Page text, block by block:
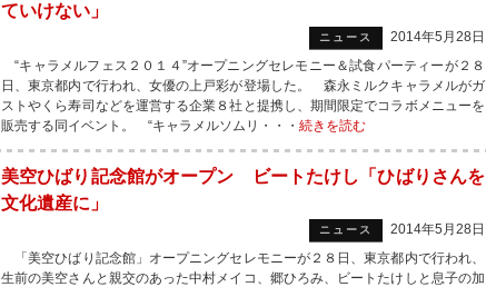
ていけない」
ニュース
2014年5月28日
“キャラメルフェス２０１４”オープニングセレモニー＆試食パーティーが２８
日、東京都内で行われ、女優の上戸彩が登場した。 森永ミルクキャラメルがガ
ストやくら寿司などを運営する企業８社と提携し、期間限定でコラボメニューを
販売する同イベント。 “キャラメルソムリ・・・ 続きを読む
美空ひばり記念館がオープン ビートたけし「ひばりさんを
文化遺産に」
ニュース
2014年5月28日
「美空ひばり記念館」オープニングセレモニーが２８日、東京都内で行われ、
生前の美空さんと親交のあった中村メイコ、郷ひろみ、ビートたけしと息子の加